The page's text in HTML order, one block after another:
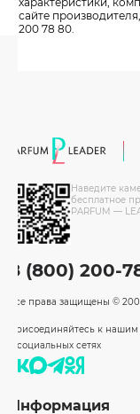
сайте
200 78 80.
Наведите
бесплатное
PARFUM —
8 (800) 200-
Все права защищены ©
Присоединяйтесь к
в социальных сетях
Информация